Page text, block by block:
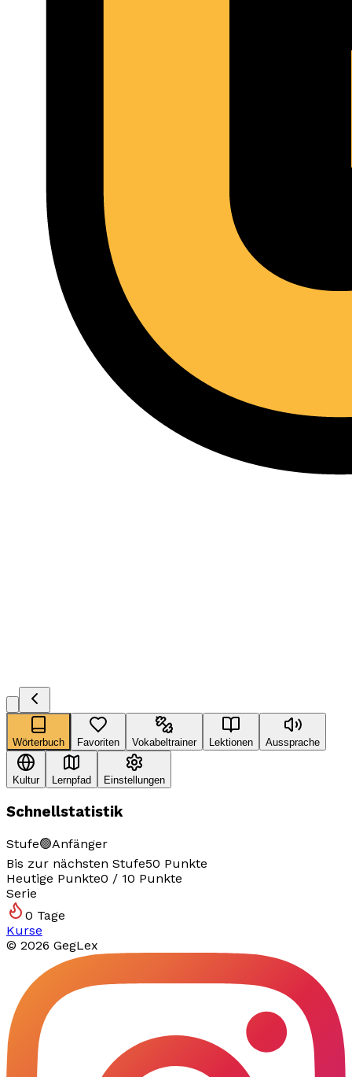
Wörterbuch Favoriten Vokabeltrainer Lektionen Aussprache
Kultur Lernpfad Einstellungen
Schnellstatistik
Stufe🟢Anfänger
Bis zur nächsten Stufe50 Punkte
Heutige Punkte0 / 10 Punkte
Serie
0 Tage
Kurse
© 2026 GegLex